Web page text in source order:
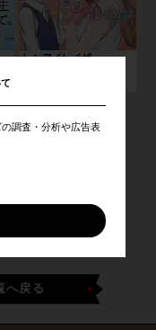
レンアイレイザ
へ戻る
調査・分析や広告表